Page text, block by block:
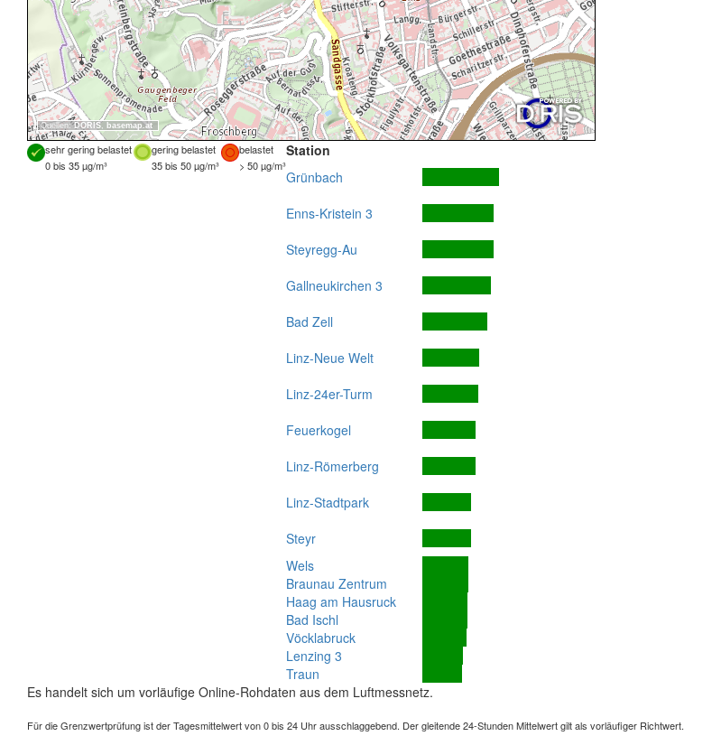
Quellen:DORIS, basemap.at
sehr gering belastet gering belastet
belastet
0 bis 35 µg/m³
35 bis 50 µg/m³ > 50 µg/m³
Station
Grünbach
Enns-Kristein 3
Steyregg-Au
Gallneukirchen 3
Bad Zell
Linz-Neue Welt
Linz-24er-Turm
Feuerkogel
Linz-Römerberg
Linz-Stadtpark
Steyr
Wels
Braunau Zentrum
Haag am Hausruck
Bad Ischl
Vöcklabruck
Lenzing 3
Traun
Es handelt sich um vorläufige Online-Rohdaten aus dem Luftmessnetz.
Für die Grenzwertprüfung ist der Tagesmittelwert von 0 bis 24 Uhr ausschlaggebend. Der gleitende 24-Stunden Mittelwert gilt als vorläufiger Richtwert.